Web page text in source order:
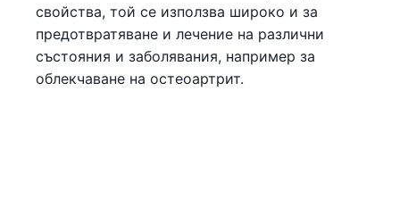
свойства, той се използва широко и за
предотвратяване и лечение на различни
състояния и заболявания, например за
облекчаване на остеоартрит.